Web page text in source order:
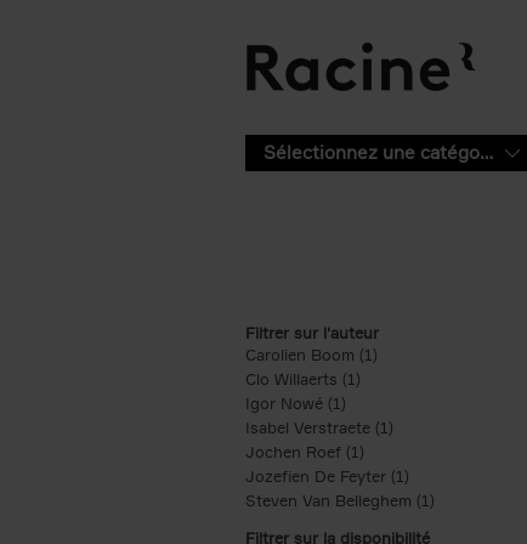
Sélectionnez une catégorie
Filtrer sur l'auteur
Carolien Boom (1)
Clo Willaerts (1)
Igor Nowé (1)
Isabel Verstraete (1) Apply Isabel
Jochen Roef (1)
Jozefien De Feyter (1) Apply
Steven Van Belleghem (1) Apply
Filtrer sur la disponibilité